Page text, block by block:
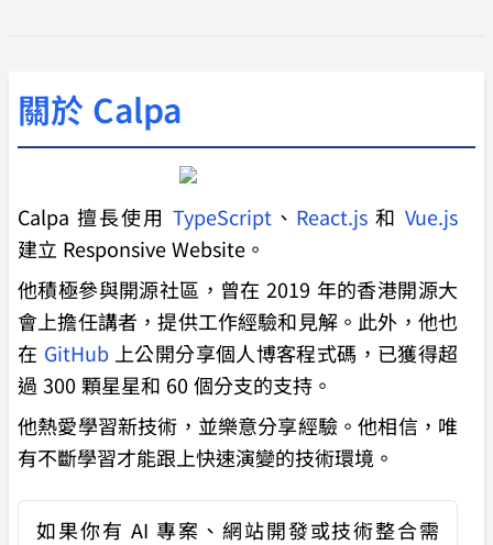
關於 Calpa
Calpa 擅長使用 TypeScript 、 React.js 和 Vue.js
建立 Responsive Website。
他積極參與開源社區，曾在 2019 年的香港開源大
會上擔任講者，提供工作經驗和見解。此外，他也
在 GitHub上公開分享個人博客程式碼，已獲得超
過 300 顆星星和 60 個分支的支持。
他熱愛學習新技術，並樂意分享經驗。他相信，唯
有不斷學習才能跟上快速演變的技術環境。
如果你有AI 專案、網站開發或技術整合需